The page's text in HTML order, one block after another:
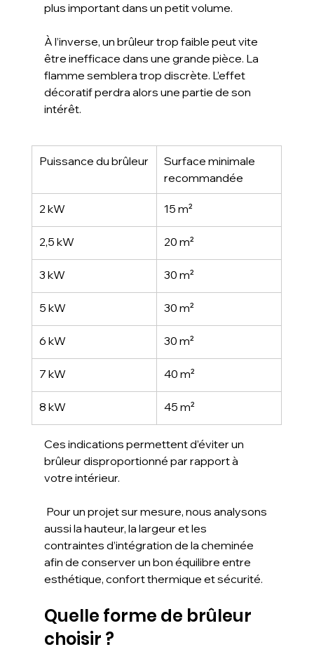
plus important dans un petit volume.
À l’inverse, un brûleur trop faible peut vite
être inefficace dans une grande pièce. La
flamme semblera trop discrète. L’effet
décoratif perdra alors une partie de son
intérêt.
Puissance du brûleur
Surface minimale
recommandée
2 kW 15 m²
2,5 kW 20 m²
3 kW 30 m²
5 kW 30 m²
6 kW 30 m²
7 kW 40 m²
8 kW 45 m²
Ces indications permettent d’éviter un
brûleur disproportionné par rapport à
votre intérieur.
aussi la hauteur, la largeur et les
contraintes d’intégration de la cheminée
afin de conserver un bon équilibre entre
esthétique, confort thermique et sécurité.
Quelle forme de brûleur
choisir ?